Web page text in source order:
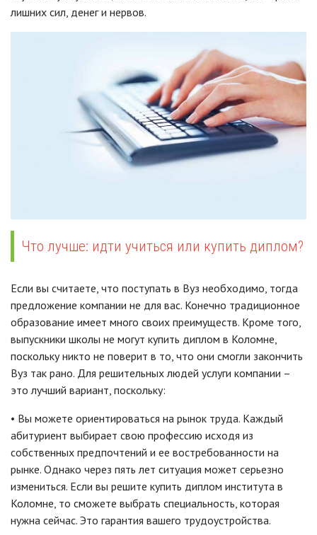
лишних сил, денег и нервов.
Что лучше: идти учиться или купить диплом?
Если вы считаете, что поступать в Вуз необходимо, тогда
предложение компании не для вас. Конечно традиционное
образование имеет много своих преимуществ. Кроме того,
выпускники школы не могут купить диплом в Коломне,
поскольку никто не поверит в то, что они смогли закончить
Вуз так рано. Для решительных людей услуги компании –
это лучший вариант, поскольку:
• Вы можете ориентироваться на рынок труда. Каждый
абитуриент выбирает свою профессию исходя из
собственных предпочтений и ее востребованности на
рынке. Однако через пять лет ситуация может серьезно
измениться. Если вы решите купить диплом института в
Коломне, то сможете выбрать специальность, которая
нужна сейчас. Это гарантия вашего трудоустройства.